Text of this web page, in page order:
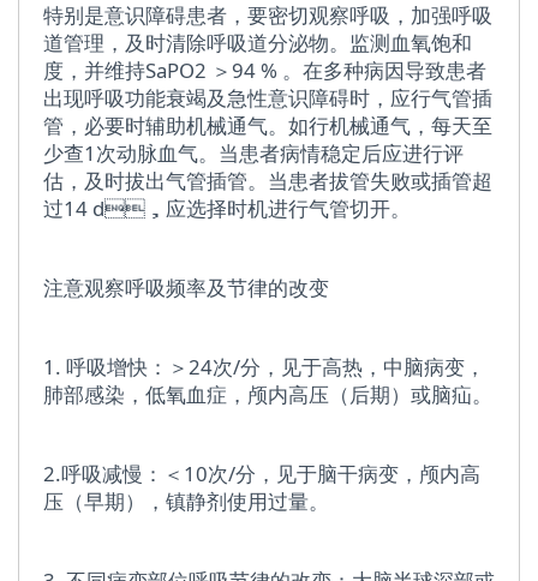
特别是意识障碍患者，要密切观察呼吸，加强呼吸
道管理，及时清除呼吸道分泌物。监测血氧饱和
度，并维持SaPO2 ＞94 % 。在多种病因导致患者
出现呼吸功能衰竭及急性意识障碍时，应行气管插
管，必要时辅助机械通气。如行机械通气，每天至
少查1次动脉血气。当患者病情稳定后应进行评
估，及时拔出气管插管。当患者拔管失败或插管超
过14 d，应选择时机进行气管切开。
注意观察呼吸频率及节律的改变
1. 呼吸增快：＞24次/分，见于高热，中脑病变，
肺部感染，低氧血症，颅内高压（后期）或脑疝。
2.呼吸减慢：＜10次/分，见于脑干病变，颅内高
压（早期），镇静剂使用过量。